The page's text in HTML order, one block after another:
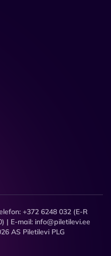
+372 6248 032 (E-R
| E-mail: info@piletilevi.ee
AS Piletilevi PLG